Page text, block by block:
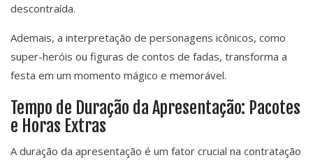
descontraída.
Ademais, a interpretação de personagens icônicos, como
super-heróis ou figuras de contos de fadas, transforma a
festa em um momento mágico e memorável.
Tempo de Duração da Apresentação: Pacotes
e Horas Extras
A duração da apresentação é um fator crucial na contratação